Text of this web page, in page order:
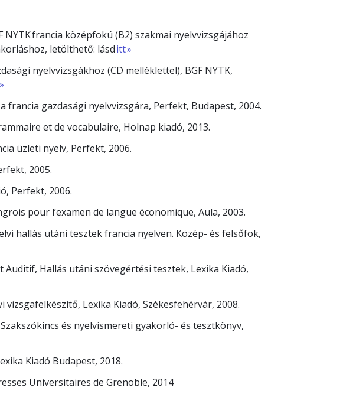
francia középfokú (B2) szakmai nyelvvizsgájához
letölthető: lásditt »
nyelvvizsgákhoz (CD melléklettel), BGF NYTK,
francia gazdasági nyelvvizsgára, Perfekt, Budapest, 2004.
et de vocabulaire, Holnap kiadó, 2013.
üzleti nyelv, Perfekt, 2006.
2005.
Perfekt, 2006.
pour l’examen de langue économique, Aula, 2003.
hallás utáni tesztek francia nyelven. Közép- és felsőfok,
Hallás utáni szövegértési tesztek, Lexika Kiadó,
vizsgafelkészítő, Lexika Kiadó, Székesfehérvár, 2008.
és nyelvismereti gyakorló- és tesztkönyv,
Kiadó Budapest, 2018.
Universitaires de Grenoble, 2014